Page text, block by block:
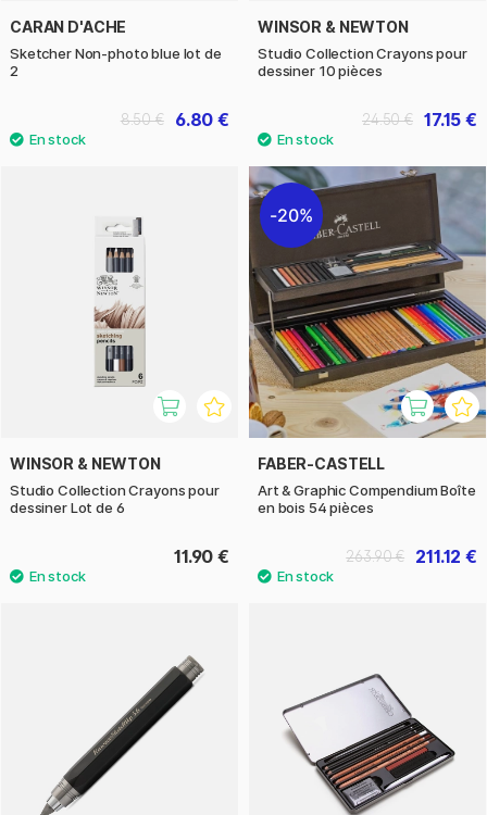
CARAN D'ACHE
Sketcher Non-photo blue lot de
2
6.80 €
8.50 €
WINSOR & NEWTON
Studio Collection Crayons pour
dessiner 10 pièces
17.15 €
24.50 €
WINSOR & NEWTON
Studio Collection Crayons pour
dessiner Lot de 6
11.90 €
20%
FABER-CASTELL
Art & Graphic Compendium Boîte
en bois 54 pièces
211.12 €
263.90 €